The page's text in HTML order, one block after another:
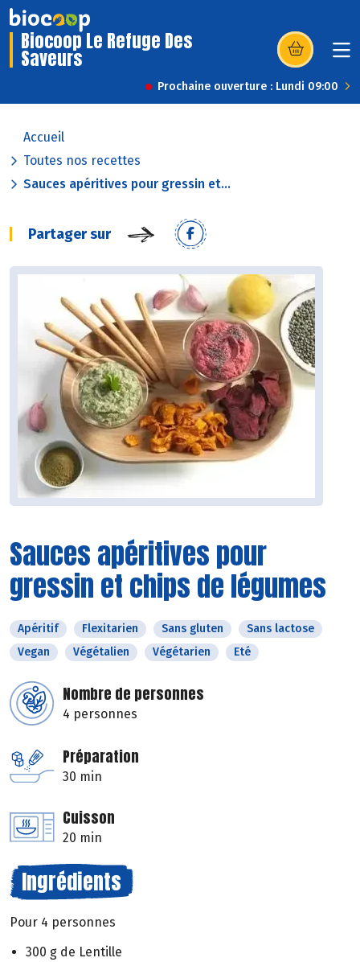
Biocoop Le Refuge Des
Saveurs (s’ouvre dans
Prochaine ouverture : Lundi 09:00
Accueil
Toutes nos recettes
Sauces apéritives pour gressin et...
Partager sur
Sauces apéritives pour
gressin et chips de légumes
Apéritif Flexitarien Sans gluten
Sans lactose
Vegan
Végétalien Végétarien Eté
Nombre de personnes
4 personnes
Préparation
30 min
Cuisson
20 min
Ingrédients
Pour 4 personnes
300 g de Lentille